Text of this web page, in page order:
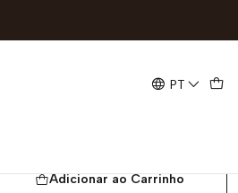
PT
11 Pro Max |
Adicionar ao Carrinho